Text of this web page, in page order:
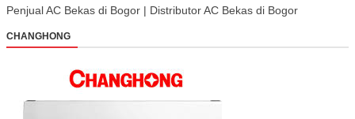
Penjual AC Bekas di Bogor | Distributor AC Bekas di Bogor
CHANGHONG